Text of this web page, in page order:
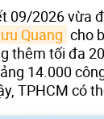
09/2026 vừa
Quang cho
thêm tối đa
14.000
TPHCM có